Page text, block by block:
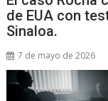
de EUA con
Sinaloa.
7 de mayo de 2026